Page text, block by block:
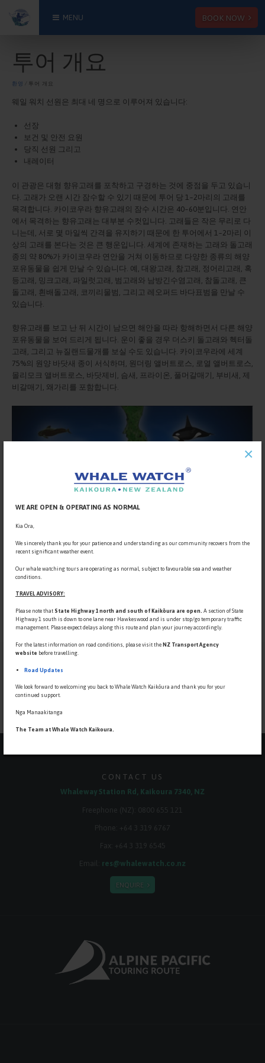
WE ARE OPEN & OPERATING AS NORMAL
Kia Ora,
We sincerely thank you for your patience and understanding as our community recovers from the
recent significant weather event.
Our whale watching tours are operating as normal, subject to favourable sea and weather
conditions.
TRAVEL ADVISORY:
Please note that State Highway 1 north and south of Kaikōura are open. A section of State
Highway 1 south is down toone lane near Hawkeswood and is under stop/go temporary traffic
management. Please expect delays along this route and plan your journey accordingly.
For the latest information on road conditions, please visit theNZ Transport Agency
website before travelling.
Road Updates
We look forward to welcoming you back to Whale Watch Kaikōura and thank you for your
continued support.
Nga Manaakitanga
The Team at Whale Watch Kaikoura.
×
MENU BOOK NOW
투어 개요
환영 ⁄ 투어 개요
웨일 워치 선원은 최대 네 명으로 이루어져 있습니다:
선장
보건 및 안전 요원
당직 선원 그리고
내레이터
이 관광은 대형 향유고래를 포착하고 구경하는 것에 중점을 두고 있습니
다. 고래가 오랜 시간 잠수할 수 있기 때문에 투어 당 1~2마리의 고래를
목격합니다. 카이코우라 향유고래의 잠수 시간은 40~60분입니다. 연안
에서 목격하는 향유고래는 대부분 수컷입니다. 고래들은 작은 무리로 다
니는데, 서로 몇 마일씩 간격을 유지하기 때문에 한 투어에서 1~2마리 이
상의 고래를 본다는 것은 큰 행운입니다. 세계에 존재하는 고래와 돌고래
종의 약 80%가 카이코우라 연안을 거쳐 이동하므로 다양한 종류의 해양
포유동물을 쉽게 만날 수 있습니다. 예, 대왕고래, 참고래, 정어리고래, 혹
등고래, 밍크고래, 파일럿고래, 범고래와 남방긴수염고래, 참돌고래, 큰
돌고래, 흰배돌고래, 코끼리물범, 그리고 레오퍼드 바다표범을 만날 수
있습니다.
향유고래를 보고 난 뒤 시간이 남으면 해안을 따라 항해하면서 다른 해양
포유동물을 보여 드리게 됩니다. 운이 좋을 경우 더스키 돌고래와 헥터돌
고래, 그리고 뉴질랜드물개를 보실 수도 있습니다. 카이코우라에 세계
75%의 원양 바닷새 종이 서식하며, 원더링 앨버트로스, 로열 앨버트로스,
몰리모크 앨버트로스, 바닷제비, 슴새, 프라이온, 풀머갈매기, 부비새, 제
비갈매기, 왜가리를 포함합니다.
WANT TO
Download the
CONTACT US
Whaleway Station Rd, Kaikoura 7340, NZ
res@whalewatch.co.nz
ENQUIRE